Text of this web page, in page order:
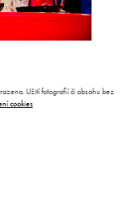
Užití fotografií či obsahu bez
cookies